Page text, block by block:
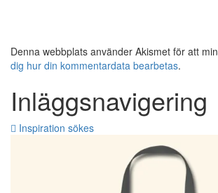
Denna webbplats använder Akismet för att
dig hur din kommentardata bearbetas.
Inläggsnavigering
Inspiration sökes